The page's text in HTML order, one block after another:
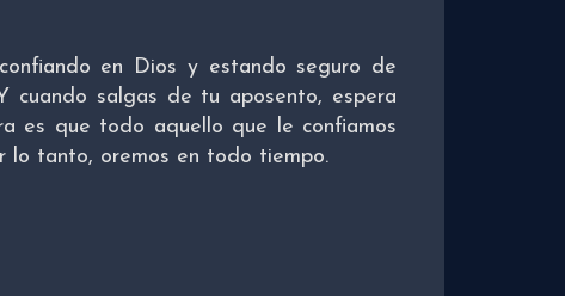
en Dios y estando seguro de
cuando salgas de tu aposento, espera
es que todo aquello que le confiamos
lo tanto, oremos en todo tiempo.